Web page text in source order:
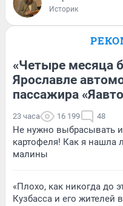
Историк
«Четыре месяца
Ярославле
пассажира
23 часа 16 199 48
Не нужно выбрасывать
картофеля! Как я нашла
малины
«Плохо, как никогда до
Кузбасса и его жителей в